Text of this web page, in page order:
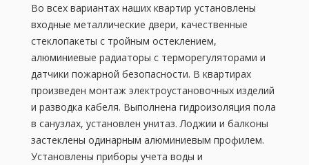
Во всех вариантах наших квартир установлены
входные металлические двери, качественные
стеклопакеты с тройным остеклением,
алюминиевые радиаторы с терморегуляторами и
датчики пожарной безопасности. В квартирах
произведен монтаж электроустановочных изделий
и разводка кабеля. Выполнена гидроизоляция пола
в санузлах, установлен унитаз. Лоджии и балконы
застеклены одинарным алюминиевым профилем.
Установлены приборы учета воды и